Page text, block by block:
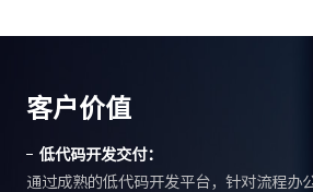
客户价值
低代码开发交付：
通过成熟的低代码开发平台，针对流程办